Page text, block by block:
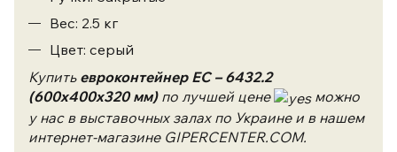
Вес: 2.5 кг
Цвет: серый
Купить евроконтейнер ЕС – 6432.2
(600х400х320 мм) по лучшей цене
можно
у нас в выставочных залах по Украине и в нашем
интернет-магазине GIPERCENTER.COM.